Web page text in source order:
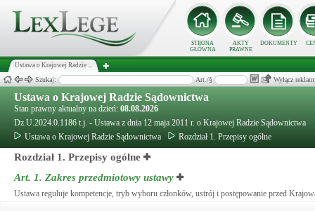
STRONA
GŁÓWNA
AKTY
PRAWNE
DOKUMENTY
Ustawa o Krajowej Radzie ...
Szukaj: Art./§ Wyłącz
Ustawa o Krajowej Radzie Sądownictwa
Stan prawny aktualny na dzień: 08.08.2026
Dz.U.2024.0.1186 t.j. - Ustawa z dnia 12 maja 2011 r. o Krajowej Radzie Sądownictwa
Ustawa o Krajowej Radzie Sądownictwa
Rozdział 1. Przepisy ogólne
Rozdział 1. Przepisy ogólne
Art. 1. Zakres przedmiotowy ustawy
Ustawa reguluje kompetencje, tryb wyboru członków, ustrój i postępowanie przed